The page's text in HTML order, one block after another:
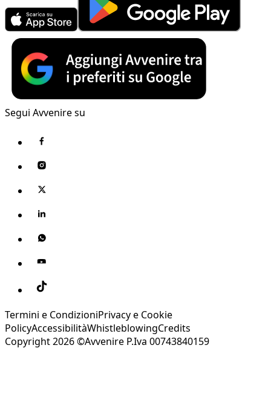
Segui Avvenire su
Termini e CondizioniPrivacy e Cookie
PolicyAccessibilitàWhistleblowingCredits
Copyright 2026 ©Avvenire P.Iva 00743840159